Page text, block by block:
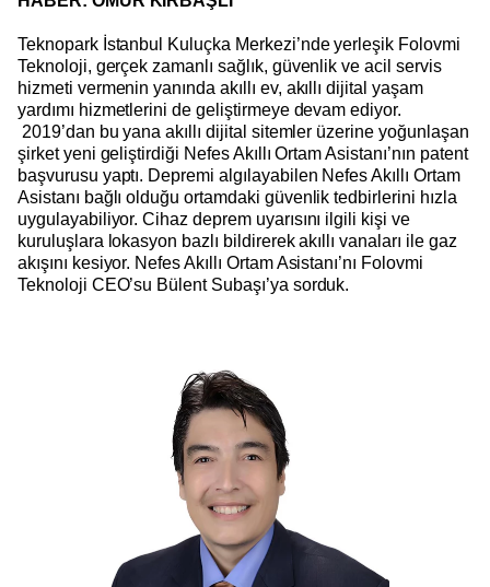
Teknopark İstanbul Kuluçka Merkezi’nde yerleşik Folovmi
Teknoloji, gerçek zamanlı sağlık, güvenlik ve acil servis
hizmeti vermenin yanında akıllı ev, akıllı dijital yaşam
yardımı hizmetlerini de geliştirmeye devam ediyor.
2019’dan bu yana akıllı dijital sitemler üzerine yoğunlaşan
şirket yeni geliştirdiği Nefes Akıllı Ortam Asistanı’nın patent
başvurusu yaptı. Depremi algılayabilen Nefes Akıllı Ortam
Asistanı bağlı olduğu ortamdaki güvenlik tedbirlerini hızla
uygulayabiliyor. Cihaz deprem uyarısını ilgili kişi ve
kuruluşlara lokasyon bazlı bildirerek akıllı vanaları ile gaz
akışını kesiyor. Nefes Akıllı Ortam Asistanı’nı Folovmi
Teknoloji CEO’su Bülent Subaşı’ya sorduk.